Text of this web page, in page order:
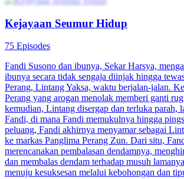
Kejayaan Seumur Hidup
75 Episodes
Fandi Susono dan ibunya, Sekar Harsya,
ibunya secara tidak sengaja diinjak hingga
Perang, Lintang Yaksa, waktu berjalan-jalan.
Perang yang arogan menolak memberi ganti
kemudian, Lintang disergap dan terluka parah,
Fandi, di mana Fandi memukulnya hingga
peluang, Fandi akhirnya menyamar sebagai
ke markas Panglima Perang Zun. Dari situ,
merencanakan pembalasan dendamnya,
dan membalas dendam terhadap musuh
menuju kesuksesan melalui kebohongan dan